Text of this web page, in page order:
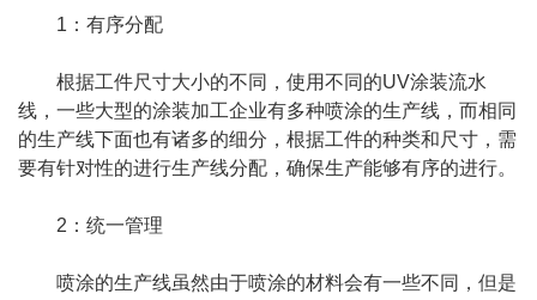
1：有序分配
根据工件尺寸大小的不同，使用不同的UV涂装流水
线，一些大型的涂装加工企业有多种喷涂的生产线，而相同
的生产线下面也有诸多的细分，根据工件的种类和尺寸，需
要有针对性的进行生产线分配，确保生产能够有序的进行。
2：统一管理
喷涂的生产线虽然由于喷涂的材料会有一些不同，但是